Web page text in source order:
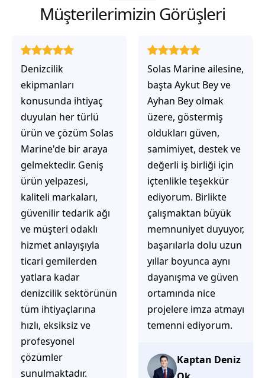
Müşterilerimizin Görüşleri
Solas Marine ailesine,
başta Aykut Bey ve
Ayhan Bey olmak
üzere, göstermiş
oldukları güven,
samimiyet, destek ve
değerli iş birliği için
içtenlikle teşekkür
ediyorum. Birlikte
çalışmaktan büyük
memnuniyet duyuyor,
başarılarla dolu uzun
yıllar boyunca aynı
dayanışma ve güven
ortamında nice
projelere imza atmayı
temenni ediyorum.
Kaptan Deniz
Solas Marine ile
çalıştığınızda,
işlerinin gerçekten
çözüm üretmeye
odaklı olduğunu
hemen fark
ediyorsunuz.
İhtiyaçlarınıza hızlı ve
doğru çözümler
sunmaya çalışıyorlar.
Müşteri
memnuniyetini ön
planda tutan
yaklaşımları, ilgili
iletişimleri ve
güvenilir hizmet
anlayışları sayesinde
başarılı bir ekip
olduklarını